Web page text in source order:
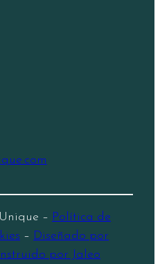
– Política de
– Diseñado por
por Jaleo